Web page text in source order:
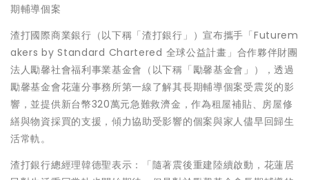
期輔導個案
渣打國際商業銀行（以下稱「渣打銀行」）宣布攜手「Futurem
akers by Standard Chartered 全球公益計畫」合作夥伴財團
法人勵馨社會福利事業基金會（以下稱「勵馨基金會」），透過
勵馨基金會花蓮分事務所第一線了解其長期輔導個案受震災的影
響，並提供新台幣320萬元急難救濟金，作為租屋補貼、房屋修
繕與物資採買的支援，傾力協助受影響的個案與家人儘早回歸生
活常軌。
渣打銀行總經理韓德聖表示：「隨著震後重建陸續啟動，花蓮居